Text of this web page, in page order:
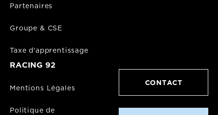
Partenaires
Groupe & CSE
Taxe d'apprentissage
RACING 92
Mentions Légales
Politique de
CONTACT